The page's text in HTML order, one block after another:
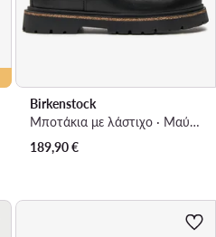
Birkenstock
Μποτάκια με λάστιχο · Μαύρο
189,90€